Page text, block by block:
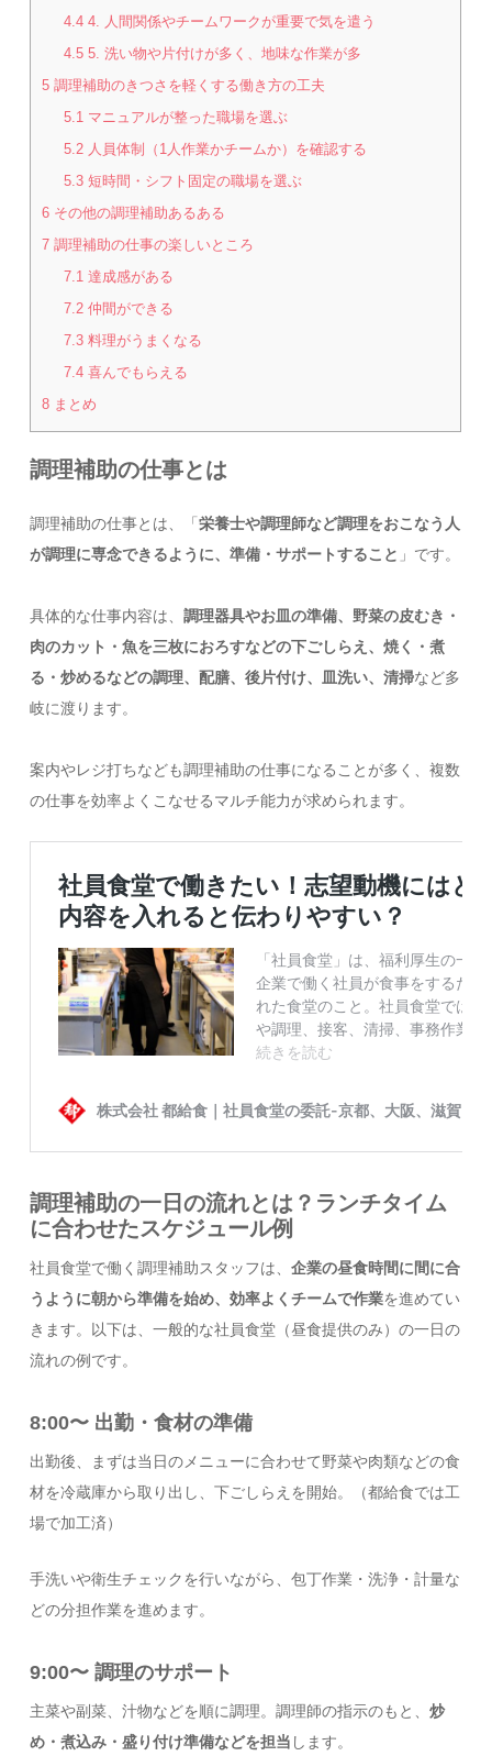
4.4 4. 人間関係やチームワークが重要で気を遣う
4.5 5. 洗い物や片付けが多く、地味な作業が多
5 調理補助のきつさを軽くする働き方の工夫
5.1 マニュアルが整った職場を選ぶ
5.2 人員体制（1人作業かチームか）を確認する
5.3 短時間・シフト固定の職場を選ぶ
6 その他の調理補助あるある
7 調理補助の仕事の楽しいところ
7.1 達成感がある
7.2 仲間ができる
7.3 料理がうまくなる
7.4 喜んでもらえる
8 まとめ
調理補助の仕事とは
調理補助の仕事とは、「栄養士や調理師など調理をおこなう人
が調理に専念できるように、準備・サポートすること 」です。
具体的な仕事内容は、調理器具やお皿の準備、野菜の皮むき・
肉のカット・魚を三枚におろすなどの下ごしらえ、焼く・煮
る・炒めるなどの調理、配膳、後片付け、皿洗い、清掃など多
岐に渡ります。
案内やレジ打ちなども調理補助の仕事になることが多く、複数
の仕事を効率よくこなせるマルチ能力が求められます。
調理補助の一日の流れとは？ランチタイム
に合わせたスケジュール例
社員食堂で働く調理補助スタッフは、企業の昼食時間に間に合
うように朝から準備を始め、効率よくチームで作業を進めてい
きます。以下は、一般的な社員食堂（昼食提供のみ）の一日の
流れの例です。
8:00〜 出勤・食材の準備
出勤後、まずは当日のメニューに合わせて野菜や肉類などの食
材を冷蔵庫から取り出し、下ごしらえを開始。（都給食では工
場で加工済）
手洗いや衛生チェックを行いながら、包丁作業・洗浄・計量な
どの分担作業を進めます。
9:00〜 調理のサポート
主菜や副菜、汁物などを順に調理。調理師の指示のもと、炒
め・煮込み・盛り付け準備などを担当 します。